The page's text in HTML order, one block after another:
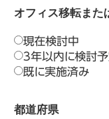
オフィス移転また
現在検討中
3年以内に検討
既に実施済み
都道府県